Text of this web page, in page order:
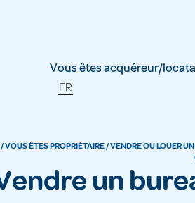
Vous êtes acquéreur/
FR
/VOUS ÊTES PROPRIÉTAIRE/VENDRE OU LOUER
Vendre un